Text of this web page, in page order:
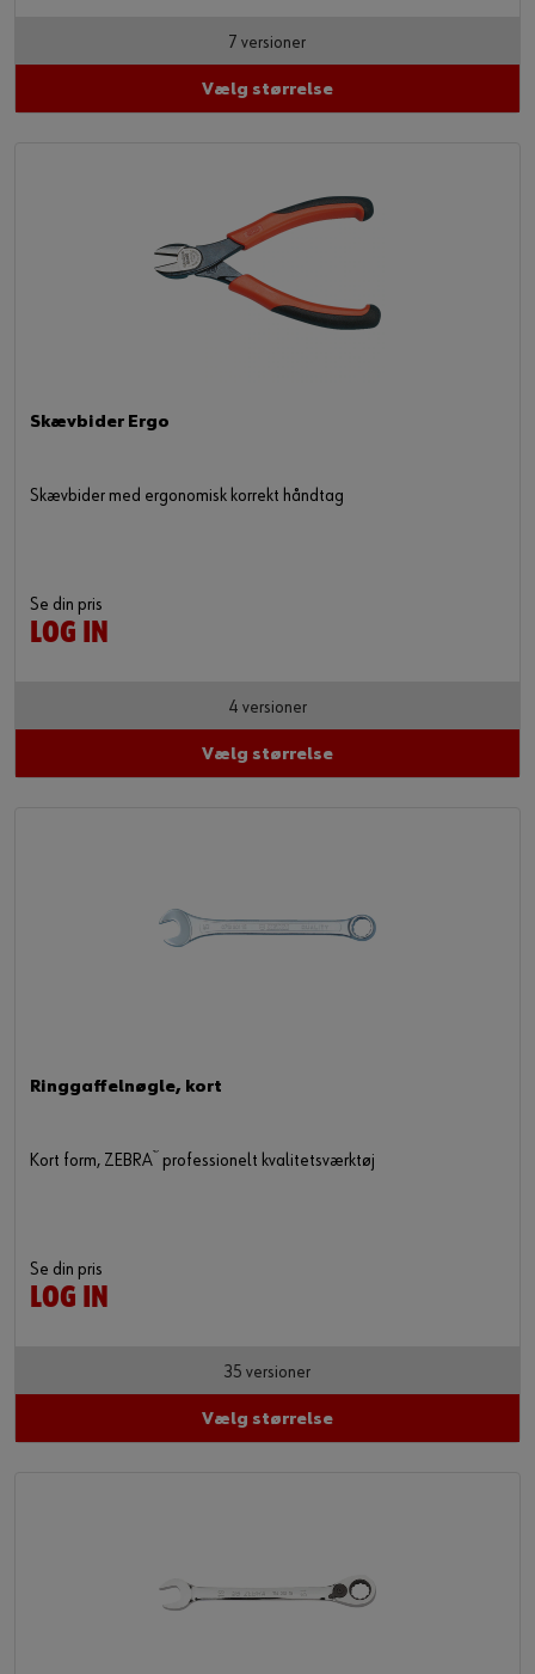
7 versioner
Vælg størrelse
Skævbider Ergo
Skævbider med ergonomisk korrekt håndtag
Se din pris
LOG IN
4 versioner
Vælg størrelse
Ringgaffelnøgle, kort
Kort form, ZEBRA
®
professionelt kvalitetsværktøj
Se din pris
LOG IN
35 versioner
Vælg størrelse